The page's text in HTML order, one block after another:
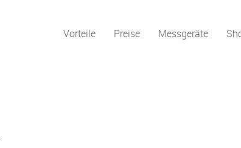
Vorteile Preise Messgeräte